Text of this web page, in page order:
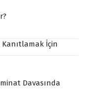
İçin
Davasında